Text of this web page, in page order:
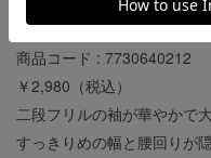
フリル袖ペプラムブラウス
商品コード : 7730640212
￥2,980（税込）
二段フリルの袖が華やかで
すっきりめの幅と腰回りが